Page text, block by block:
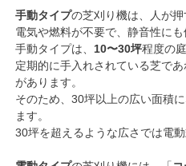
手動タイプの芝刈り機は、人が押
電気や燃料が不要で、静音性に
手動タイプは、 10〜30坪程度の
定期的に手入れされている芝で
があります。
そのため、30坪以上の広い面積
ます。
30坪を超えるような広さでは電